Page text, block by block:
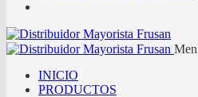
INICIO
PRODUCTOS